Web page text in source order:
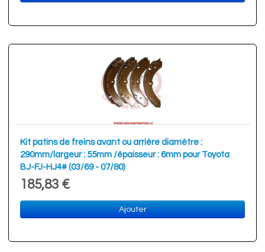
Kit patins de freins avant ou arrière diamètre :
290mm/largeur : 55mm /épaisseur : 6mm pour Toyota
BJ-FJ-HJ4# (03/69 - 07/80)
185,83 €
Ajouter